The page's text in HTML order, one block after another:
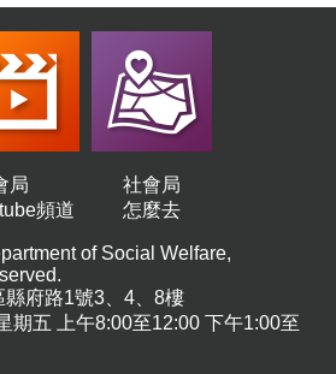
局
頻道
社會局
怎麼去
of Social Welfare,
府路1號3、4、8樓
期五 上午8:00至12:00 下午1:00至